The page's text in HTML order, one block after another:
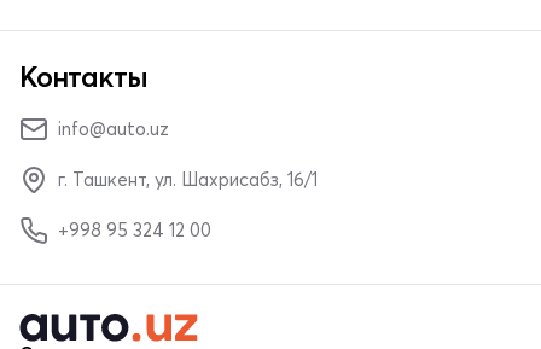
Контакты
info@auto.uz
г. Ташкент, ул. Шахрисабз, 16/1
+998 95 324 12 00